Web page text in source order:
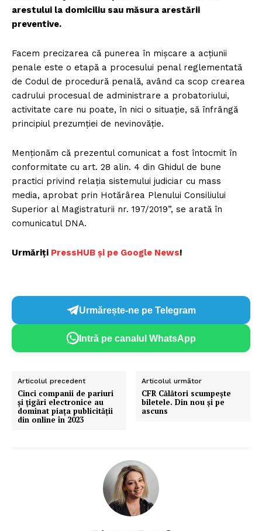
arestului la domiciliu sau măsura arestării
preventive.
Facem precizarea că punerea în mișcare a acțiunii
penale este o etapă a procesului penal reglementată
de Codul de procedură penală, având ca scop crearea
cadrului procesual de administrare a probatoriului,
activitate care nu poate, în nici o situație, să înfrângă
principiul prezumției de nevinovăție.
Menționăm că prezentul comunicat a fost întocmit în
conformitate cu art. 28 alin. 4 din Ghidul de bune
practici privind relația sistemului judiciar cu mass
media, aprobat prin Hotărârea Plenului Consiliului
Superior al Magistraturii nr. 197/2019”, se arată în
comunicatul DNA.
Urmăriți PressHUB și pe Google News!
Urmărește-ne pe Telegram
Intră pe canalul WhatsApp
Articolul precedent
Cinci companii de pariuri
și țigări electronice au
dominat piața publicității
din online în 2023
Articolul următor
CFR Călători scumpește
biletele. Din nou și pe
ascuns